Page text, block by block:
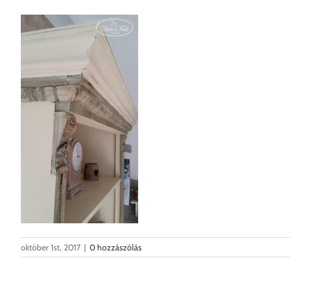
október 1st, 2017 | 0 hozzászólás